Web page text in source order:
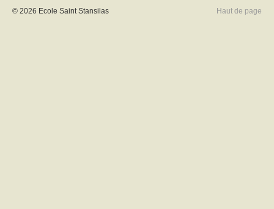
Haut de page
© 2026 Ecole Saint Stansilas